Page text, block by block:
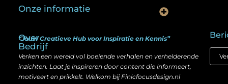
Over
Bedrijf
“Jouw Creatieve Hub voor Inspiratie en Kennis”
Verken een wereld vol boeiende verhalen en verhelderende
inzichten. Laat je inspireren door content die informeert,
motiveert en prikkelt. Welkom bij Finicfocusdesign.nl
Onze informatie